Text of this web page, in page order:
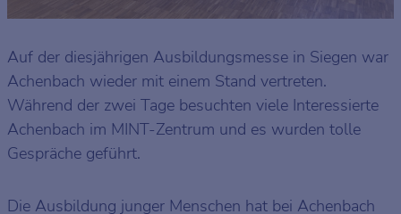
Auf der diesjährigen Ausbildungsmesse in Siegen war
Achenbach wieder mit einem Stand vertreten.
Während der zwei Tage besuchten viele Interessierte
Achenbach im MINT-Zentrum und es wurden tolle
Gespräche geführt.
Die Ausbildung junger Menschen hat bei Achenbach